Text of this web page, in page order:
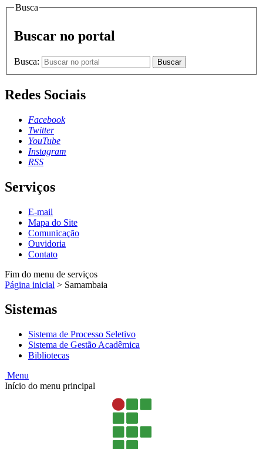
Busca
Buscar no portal
Busca: Buscar
Redes Sociais
Facebook
Twitter
YouTube
Instagram
RSS
Serviços
E-mail
Mapa do Site
Comunicação
Ouvidoria
Contato
Fim do menu de serviços
Página inicial > Samambaia
Sistemas
Sistema de Processo Seletivo
Sistema de Gestão Acadêmica
Bibliotecas
Menu
Início do menu principal